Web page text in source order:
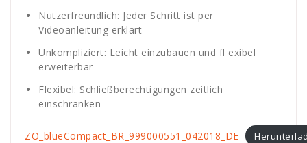
Nutzerfreundlich: Jeder Schritt ist per
Videoanleitung erklärt
Unkompliziert: Leicht einzubauen und fl exibel
erweiterbar
Flexibel: Schließberechtigungen zeitlich
einschränken
ZO_blueCompact_BR_999000551_042018_DE